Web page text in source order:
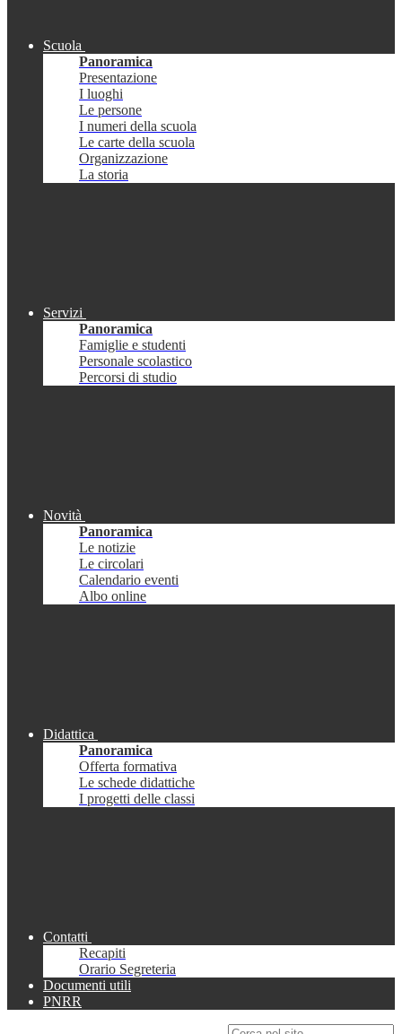
Scuola
Panoramica
Presentazione
I luoghi
Le persone
I numeri della scuola
Le carte della scuola
Organizzazione
La storia
Servizi
Panoramica
Famiglie e studenti
Personale scolastico
Percorsi di studio
Novità
Panoramica
Le notizie
Le circolari
Calendario eventi
Albo online
Didattica
Panoramica
Offerta formativa
Le schede didattiche
I progetti delle classi
Contatti
Recapiti
Orario Segreteria
Documenti utili
PNRR